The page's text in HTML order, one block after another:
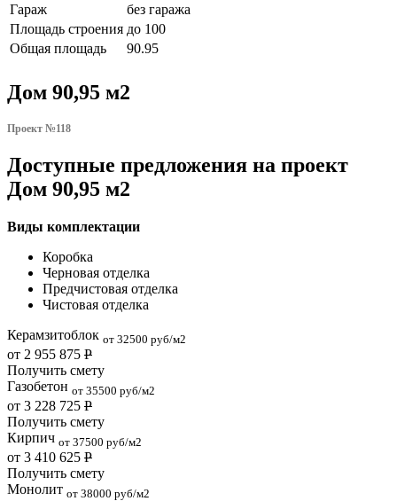
Гараж
без гаража
Площадь строения до 100
Общая площадь
90.95
Дом 90,95 м2
Проект №118
Доступные предложения на проект
Дом 90,95 м2
Виды комплектации
Коробка
Черновая отделка
Предчистовая отделка
Чистовая отделка
Керамзитоблок от 32500 руб/м2
от 2 955 875 Р
Получить смету
Газобетон от 35500 руб/м2
от 3 228 725 Р
Получить смету
Кирпич от 37500 руб/м2
от 3 410 625 Р
Получить смету
Монолит от 38000 руб/м2